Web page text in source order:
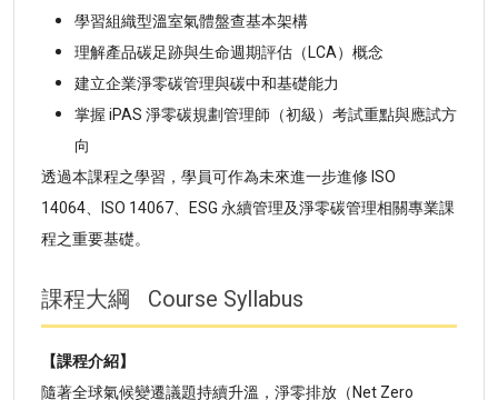
學習組織型溫室氣體盤查基本架構
理解產品碳足跡與生命週期評估（LCA）概念
建立企業淨零碳管理與碳中和基礎能力
掌握 iPAS 淨零碳規劃管理師（初級）考試重點與應試方
向
透過本課程之學習，學員可作為未來進一步進修 ISO
14064、ISO 14067、ESG 永續管理及淨零碳管理相關專業課
程之重要基礎。
課程大綱 Course Syllabus
【課程介紹】
隨著全球氣候變遷議題持續升溫，淨零排放（Net Zero